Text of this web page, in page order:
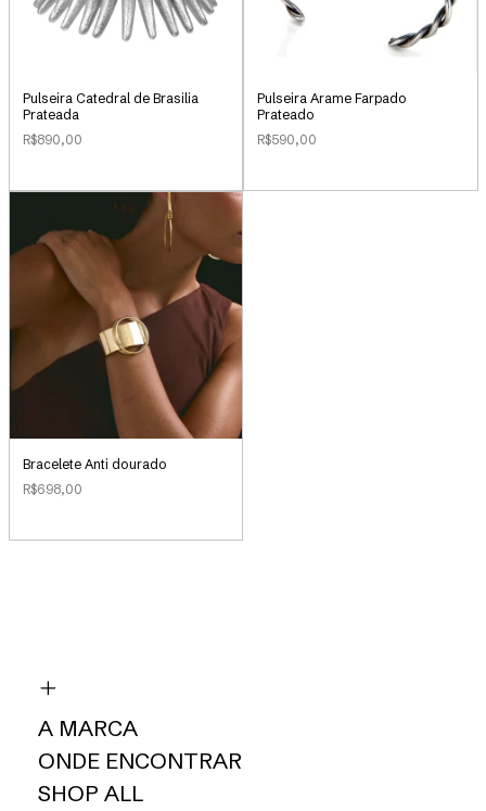
Pulseira Catedral de Brasilia
Prateada
R$890,00
Pulseira Arame Farpado
Prateado
R$590,00
Bracelete Anti dourado
R$698,00
A MARCA
ONDE ENCONTRAR
SHOP ALL